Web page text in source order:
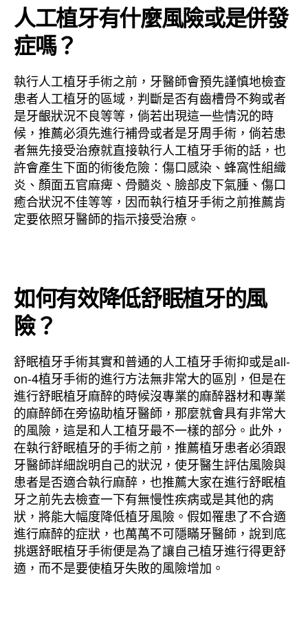
人工植牙有什麼風險或是併發
症嗎？
執行人工植牙手術之前，牙醫師會預先謹慎地檢查
患者人工植牙的區域，判斷是否有齒槽骨不夠或者
是牙齦狀況不良等等，倘若出現這一些情況的時
候，推薦必須先進行補骨或者是牙周手術，倘若患
者無先接受治療就直接執行人工植牙手術的話，也
許會產生下面的術後危險：傷口感染、蜂窩性組織
炎、顏面五官麻痺、骨髓炎、臉部皮下氣腫、傷口
癒合狀況不佳等等，因而執行植牙手術之前推薦肯
定要依照牙醫師的指示接受治療。
如何有效降低舒眠植牙的風
險？
舒眠植牙手術其實和普通的人工植牙手術抑或是all-
on-4植牙手術的進行方法無非常大的區別，但是在
進行舒眠植牙麻醉的時候沒專業的麻醉器材和專業
的麻醉師在旁協助植牙醫師，那麼就會具有非常大
的風險，這是和人工植牙最不一樣的部分。此外，
在執行舒眠植牙的手術之前，推薦植牙患者必須跟
牙醫師詳細說明自己的狀況，使牙醫生評估風險與
患者是否適合執行麻醉，也推薦大家在進行舒眠植
牙之前先去檢查一下有無慢性疾病或是其他的病
狀，將能大幅度降低植牙風險。假如罹患了不合適
進行麻醉的症狀，也萬萬不可隱瞞牙醫師，說到底
挑選舒眠植牙手術便是為了讓自己植牙進行得更舒
適，而不是要使植牙失敗的風險增加。